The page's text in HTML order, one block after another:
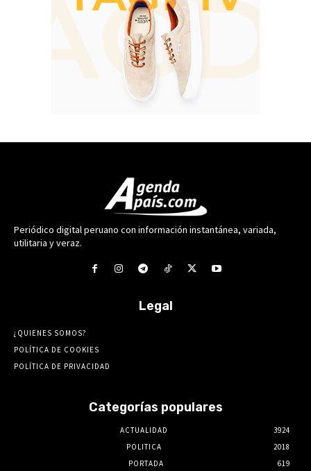
Periódico digital peruano con información instantánea, variada,
utilitaria y veraz.
Legal
¿QUIENES SOMOS?
POLÍTICA DE COOKIES
POLÍTICA DE PRIVACIDAD
Categorías populares
ACTUALIDAD
3924
POLITICA
2018
PORTADA
619